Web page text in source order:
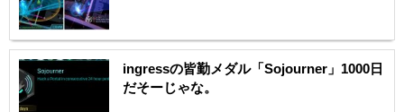
ingressの皆勤メダル「Sojourner」1000日
だそーじゃな。